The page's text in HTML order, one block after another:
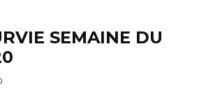
SEMAINE DU